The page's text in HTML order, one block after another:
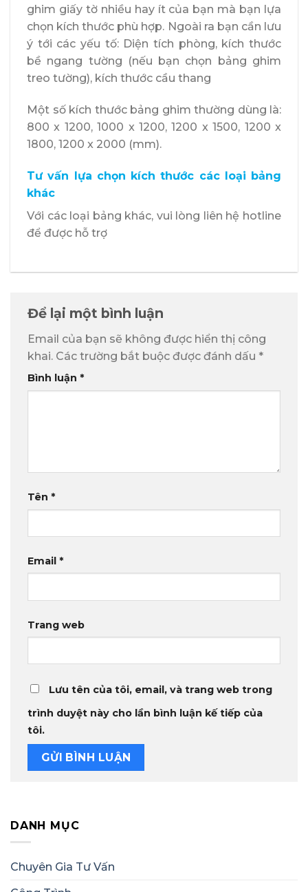
ghim giấy tờ nhiều hay ít của bạn mà bạn lựa
chọn kích thước phù hợp. Ngoài ra bạn cần lưu
ý tới các yếu tố: Diện tích phòng, kích thước
bề ngang tường (nếu bạn chọn bảng ghim
treo tường), kích thước cầu thang
Một số kích thước bảng ghim thường dùng là:
800 x 1200, 1000 x 1200, 1200 x 1500, 1200 x
1800, 1200 x 2000 (mm).
Tư vấn lựa chọn kích thước các loại bảng
khác
Với các loại bảng khác, vui lòng liên hệ hotline
để được hỗ trợ
Để lại một bình luận
Email của bạn sẽ không được hiển thị công
khai. Các trường bắt buộc được đánh dấu *
Bình luận *
Tên *
Email *
Trang web
Lưu tên của tôi, email, và trang web trong
trình duyệt này cho lần bình luận kế tiếp của
tôi.
DANH MỤC
Chuyên Gia Tư Vấn